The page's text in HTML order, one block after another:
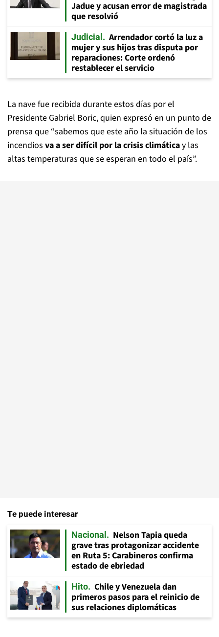
Jadue y acusan error de magistrada
que resolvió
Judicial
Arrendador cortó la luz a
mujer y sus hijos tras disputa por
reparaciones: Corte ordenó
restablecer el servicio
La nave fue recibida durante estos días por el
Presidente Gabriel Boric, quien expresó en un punto de
prensa que “sabemos que este año la situación de los
incendios va a ser difícil por la crisis climáticay las
altas temperaturas que se esperan en todo el país”.
Te puede interesar
Nacional
Nelson Tapia queda
grave tras protagonizar accidente
en Ruta 5: Carabineros confirma
estado de ebriedad
Hito
Chile y Venezuela dan
primeros pasos para el reinicio de
sus relaciones diplomáticas